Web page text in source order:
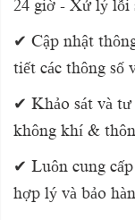
24 giờ - Xử lý lỗi
✔ Cập nhật
tiết các thông số
✔ Khảo sát và tư
không khí &
✔ Luôn cung
hợp lý và bảo